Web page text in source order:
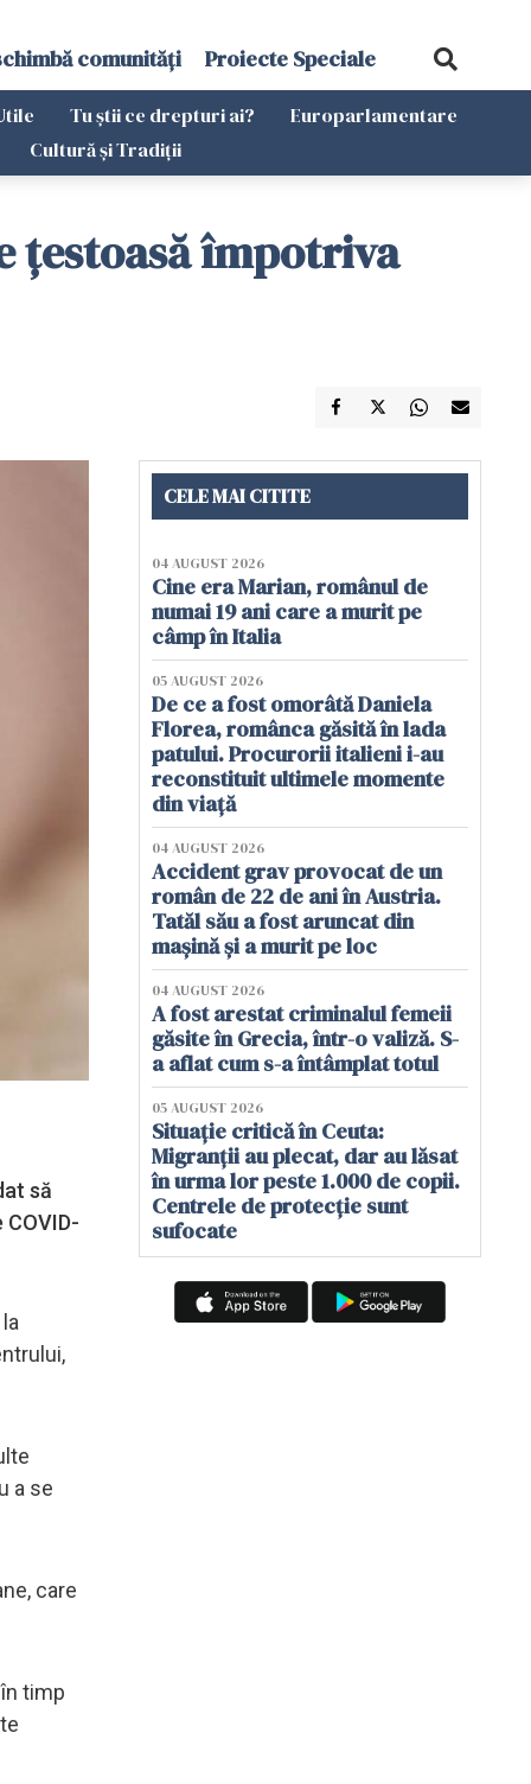
comunități Proiecte Speciale
Tu știi ce drepturi ai?
Europarlamentare
Cultură și Tradiții
ţestoasă împotriva
să
a se
care
timp
CELE MAI CITITE
04 AUGUST 2026
Cine era Marian, românul de
numai 19 ani care a murit pe
câmp în Italia
05 AUGUST 2026
De ce a fost omorâtă Daniela
Florea, românca găsită în lada
patului. Procurorii italieni i-au
reconstituit ultimele momente
din viață
04 AUGUST 2026
Accident grav provocat de un
român de 22 de ani în Austria.
Tatăl său a fost aruncat din
mașină și a murit pe loc
04 AUGUST 2026
A fost arestat criminalul femeii
găsite în Grecia, într-o valiză. S-
a aflat cum s-a întâmplat totul
05 AUGUST 2026
Situație critică în Ceuta:
Migranții au plecat, dar au lăsat
în urma lor peste 1.000 de copii.
Centrele de protecție sunt
sufocate